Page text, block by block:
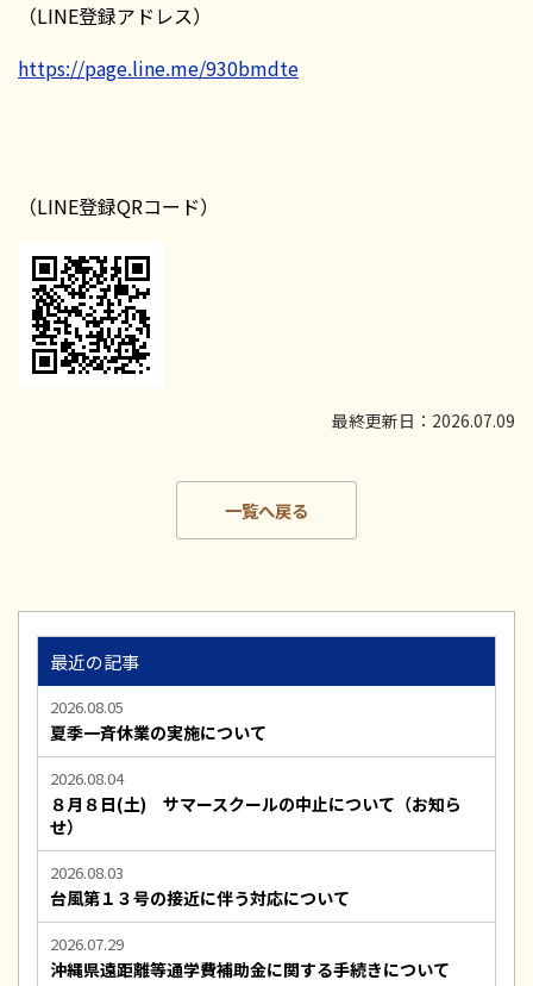
（LINE登録アドレス）
https://page.line.me/930bmdte
（LINE登録QRコード）
最終更新日：2026.07.09
一覧へ戻る
最近の記事
2026.08.05
夏季一斉休業の実施について
2026.08.04
８月８日(土) サマースクールの中止について（お知ら
せ）
2026.08.03
台風第１３号の接近に伴う対応について
2026.07.29
沖縄県遠距離等通学費補助金に関する手続きについて